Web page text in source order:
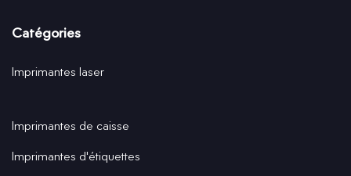
Catégories
Imprimantes laser
Imprimantes de caisse
Imprimantes d'étiquettes